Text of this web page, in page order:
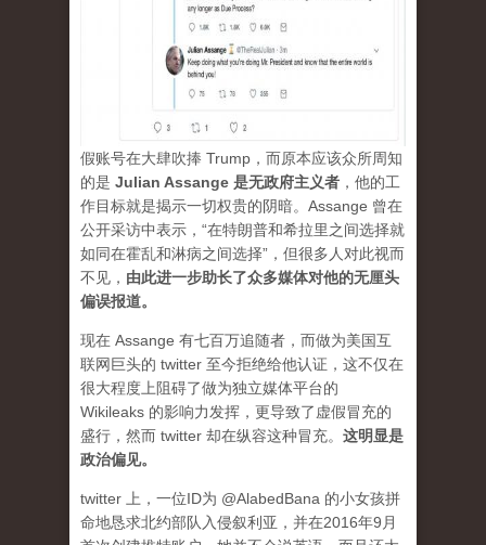
假账号在大肆吹捧 Trump，而原本应该众所周知
的是 Julian Assange 是无政府主义者 ，他的工
作目标就是揭示一切权贵的阴暗。Assange 曾在
公开采访中表示，“在特朗普和希拉里之间选择就
如同在霍乱和淋病之间选择”，但很多人对此视而
不见， 由此进一步助长了众多媒体对他的无厘头
偏误报道。
现在 Assange 有七百万追随者，而做为美国互
联网巨头的 twitter 至今拒绝给他认证，这不仅在
很大程度上阻碍了做为独立媒体平台的
Wikileaks 的影响力发挥，更导致了虚假冒充的
盛行，然而 twitter 却在纵容这种冒充。 这明显是
政治偏见。
twitter 上，一位ID为 @AlabedBana 的小女孩拼
命地恳求北约部队入侵叙利亚，并在2016年9月